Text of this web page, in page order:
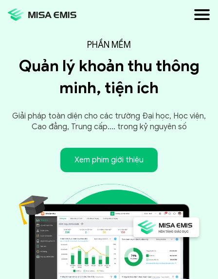
năng
Tính
năng
PHẦN MỀM
Quản lý khoản thu thông
minh, tiện ích
Giải pháp toàn diện cho các trường Đại học, Học viện,
Cao đẳng, Trung cấp…. trong kỷ nguyên số
Xem phim giới thiệu